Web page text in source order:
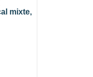
mixte,